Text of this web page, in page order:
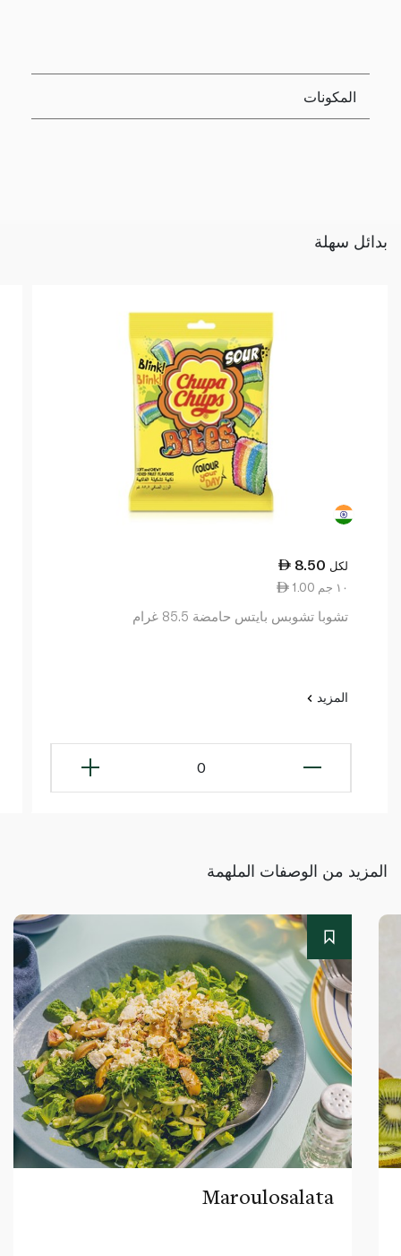
المكونات
بدائل سهلة
8.50 لكل
1.00 ١٠ جم
تشوبا تشوبس بايتس حامضة 85.5 غرام
المزيد
0
المزيد من الوصفات الملهمة
Maroulosalata